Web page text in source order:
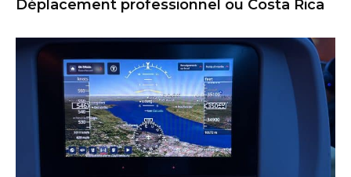
Déplacement professionnel ou Costa Rica